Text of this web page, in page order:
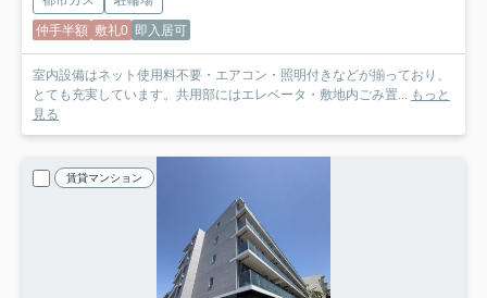
仲手半額 敷礼0 即入居可
室内設備はネット使用料不要・エアコン・照明付きなどが揃っており、
とても充実しています。共用部にはエレベータ・敷地内ごみ置...
もっと
見る
賃貸マンション